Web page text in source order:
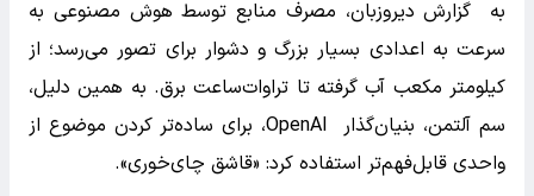
به گزارش دیروزبان، مصرف منابع توسط هوش مصنوعی به
سرعت به اعدادی بسیار بزرگ و دشوار برای تصور می‌رسد؛ از
کیلومتر مکعب آب گرفته تا تراوات‌ساعت برق. به همین دلیل،
سم آلتمن، بنیان‌گذار OpenAI، برای ساده‌تر کردن موضوع از
واحدی قابل‌فهم‌تر استفاده کرد: «قاشق چای‌خوری».